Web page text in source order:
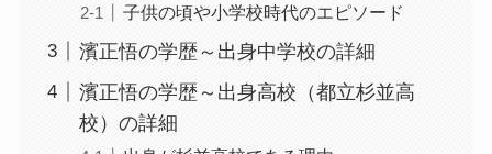
子供の頃や小学校時代のエピソード
濱正悟の学歴～出身中学校の詳細
濱正悟の学歴～出身高校（都立杉並高
校）の詳細